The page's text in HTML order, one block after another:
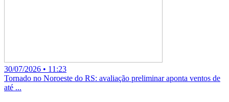
30/07/2026 • 11:23
Tornado no Noroeste do RS: avaliação preliminar aponta ventos de
até ...